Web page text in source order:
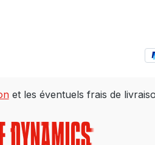
et les éventuels frais de